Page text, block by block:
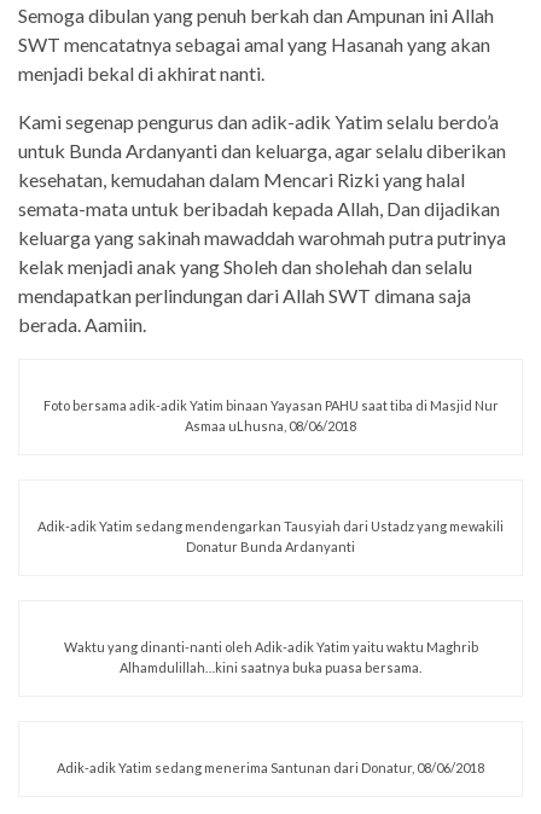
Semoga dibulan yang penuh berkah dan Ampunan ini Allah
SWT mencatatnya sebagai amal yang Hasanah yang akan
menjadi bekal di akhirat nanti.
Kami segenap pengurus dan adik-adik Yatim selalu berdo’a
untuk Bunda Ardanyanti dan keluarga, agar selalu diberikan
kesehatan, kemudahan dalam Mencari Rizki yang halal
semata-mata untuk beribadah kepada Allah, Dan dijadikan
keluarga yang sakinah mawaddah warohmah putra putrinya
kelak menjadi anak yang Sholeh dan sholehah dan selalu
mendapatkan perlindungan dari Allah SWT dimana saja
berada. Aamiin.
Foto bersama adik-adik Yatim binaan Yayasan PAHU saat tiba di Masjid Nur
Asmaa uLhusna, 08/06/2018
Adik-adik Yatim sedang mendengarkan Tausyiah dari Ustadz yang mewakili
Donatur Bunda Ardanyanti
Waktu yang dinanti-nanti oleh Adik-adik Yatim yaitu waktu Maghrib
Alhamdulillah…kini saatnya buka puasa bersama.
Adik-adik Yatim sedang menerima Santunan dari Donatur, 08/06/2018